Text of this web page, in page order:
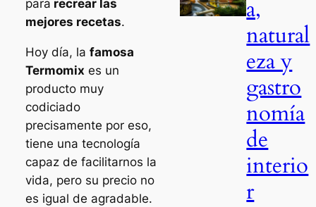
para recrear las
mejores recetas.
Hoy día, la famosa
Termomix es un
producto muy
codiciado
precisamente por eso,
tiene una tecnología
capaz de facilitarnos la
vida, pero su precio no
es igual de agradable.
a,
natural
eza y
gastro
nomía
de
interio
r